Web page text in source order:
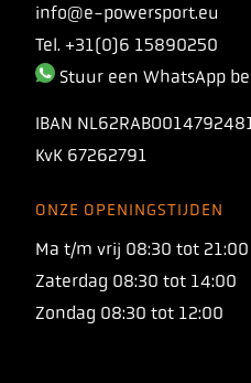
info@e-powersport.eu
Tel. +31(0)6 15890250
Stuur een WhatsApp
IBAN
KvK 67262791
ONZE OPENINGSTIJDEN
Ma t/m vrij 08:30 tot 21:00
Zaterdag 08:30 tot 14:00
Zondag 08:30 tot 12:00
INTRODUCING
TORQ 1:1
Onze nieuwe